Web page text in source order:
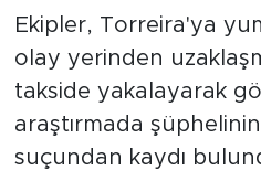
Ekipler, Torreira'ya
olay yerinden
takside yakalayarak
araştırmada
suçundan kaydı